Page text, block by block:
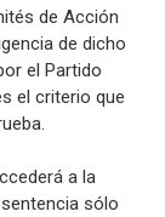
de Acción
de dicho
el Partido
el criterio que
a la
sólo